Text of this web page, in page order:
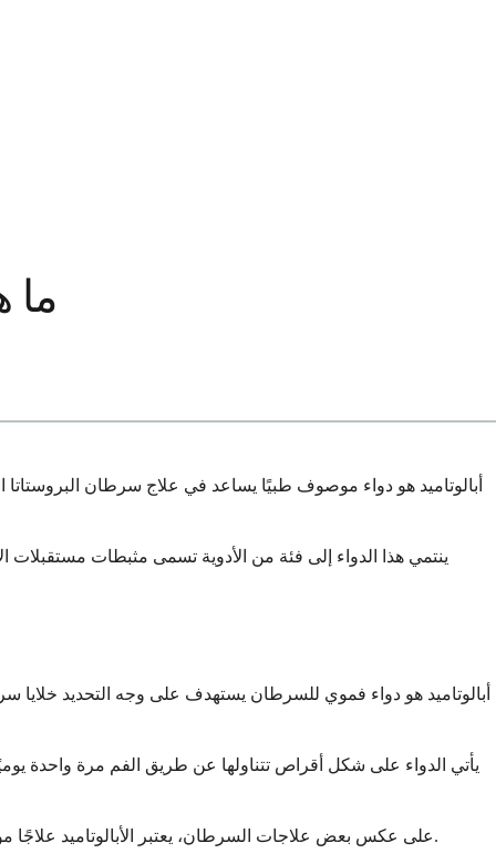
ما
أبالوتاميد هو دواء موصوف طبيًا يساعد في علاج سرطان
ينتمي هذا الدواء إلى فئة من الأدوية تسمى مثبطات مستقبلات
أبالوتاميد هو دواء فموي للسرطان يستهدف على وجه التحديد خلايا
يأتي الدواء على شكل أقراص تتناولها عن طريق الفم مرة واحدة
على عكس بعض علاجات السرطان، يعتبر الأبالوتاميد علاجًا موجهًا بدلاً من العلاج الكيميائي التقليدي. هذا يعني أنه مصمم لمهاجمة الخلايا السرطانية بدقة أكبر مع التسبب في آثار جانبية أقل للخلايا السليمة.